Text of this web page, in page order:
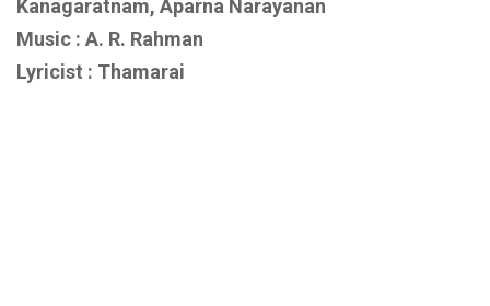
Kanagaratnam, Aparna Narayanan
Music : A. R. Rahman
Lyricist : Thamarai